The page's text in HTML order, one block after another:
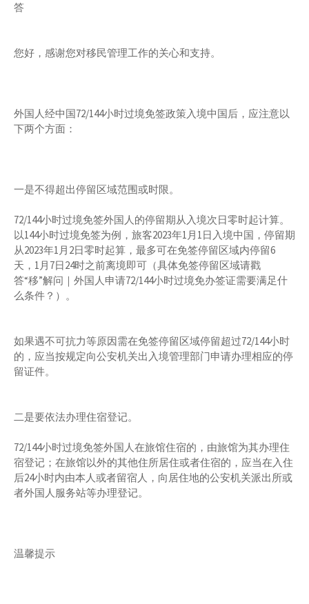
答
您好，感谢您对移民管理工作的关心和支持。
外国人经中国72/144小时过境免签政策入境中国后，应注意以
下两个方面：
一是不得超出停留区域范围或时限。
72/144小时过境免签外国人的停留期从入境次日零时起计算。
以144小时过境免签为例，旅客2023年1月1日入境中国，停留期
从2023年1月2日零时起算，最多可在免签停留区域内停留6
天，1月7日24时之前离境即可（具体免签停留区域请戳
答“移”解问｜外国人申请72/144小时过境免办签证需要满足什
么条件？）。
如果遇不可抗力等原因需在免签停留区域停留超过72/144小时
的，应当按规定向公安机关出入境管理部门申请办理相应的停
留证件。
二是要依法办理住宿登记。
72/144小时过境免签外国人在旅馆住宿的，由旅馆为其办理住
宿登记；在旅馆以外的其他住所居住或者住宿的，应当在入住
后24小时内由本人或者留宿人，向居住地的公安机关派出所或
者外国人服务站等办理登记。
温馨提示